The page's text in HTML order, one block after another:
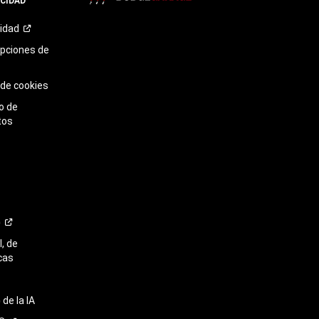
de
cookies
de
de
la IA